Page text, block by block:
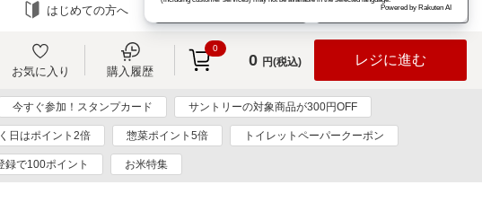
はじめての方へ ログイン
お気に入り 購入履歴
0
0 円(税込) レジに進む
今すぐ参加！スタンプカード サントリーの対象商品が300円OFF
日はポイント2倍 惣菜ポイント5倍 トイレットペーパークーポン
録で100ポイント お米特集